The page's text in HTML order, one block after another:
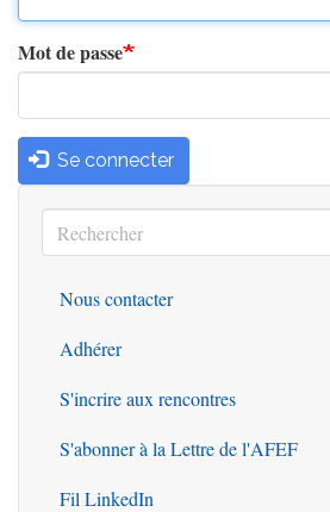
Mot de passe
Se connecter
Rechercher
Rechercher
Outils
Nous contacter
Adhérer
S'incrire aux rencontres
S'abonner à la Lettre de l'AFEF
Fil LinkedIn